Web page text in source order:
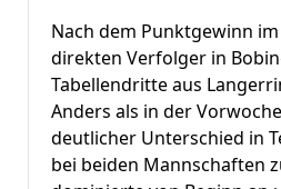
Nach dem Punktgewinn
direkten Verfolger in
Tabellendritte aus
Anders als in der
deutlicher Unterschied in
bei beiden Mannschaften